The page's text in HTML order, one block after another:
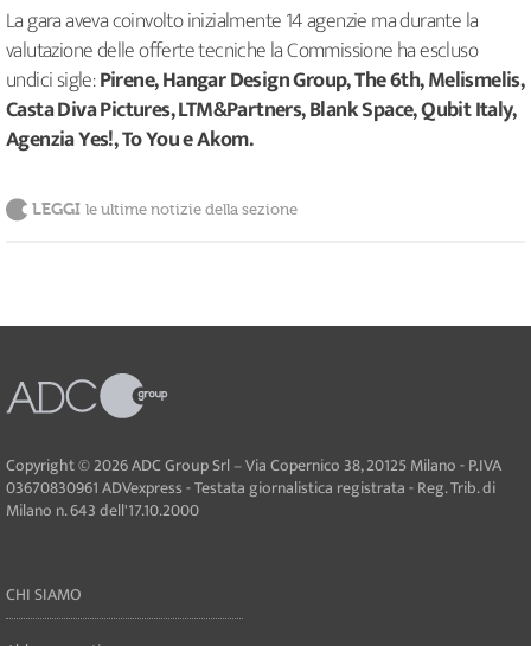
La gara aveva coinvolto inizialmente 14 agenzie ma durante la
valutazione delle offerte tecniche la Commissione ha escluso
undici sigle:Pirene, Hangar Design Group, The 6th, Melismelis,
Casta Diva Pictures, LTM&Partners, Blank Space, Qubit Italy,
Agenzia Yes!, To You e Akom.
LEGGI le ultime notizie della sezione
Copyright © 2026 ADC Group Srl – Via Copernico 38, 20125 Milano - P.IVA
03670830961 ADVexpress - Testata giornalistica registrata - Reg. Trib. di
Milano n. 643 dell'17.10.2000
CHI SIAMO